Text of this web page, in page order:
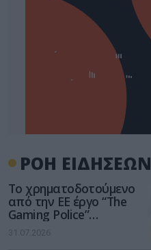
ΡΟΗ ΕΙΔΗΣΕΩΝ
Το χρηματοδοτούμενο
από την ΕΕ έργο “The
Gaming Police”
ενισχύει την ασφάλεια
των παιδιών στο
31.07.2026